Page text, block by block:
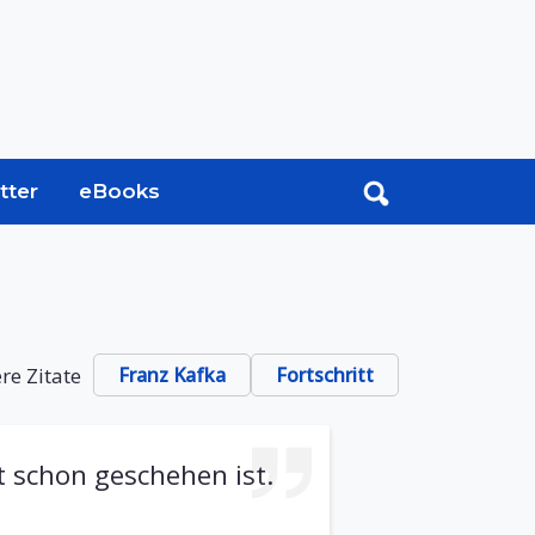
eBooks
Zitate Franz Kafka Fortschritt
geschehen ist.